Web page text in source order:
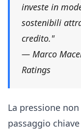
investe in
sostenibili
credito."
— Marco
Ratings
La pressione
passaggio